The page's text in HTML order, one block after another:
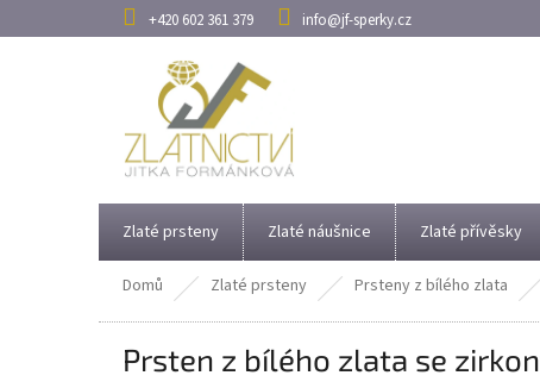
na
+420 602 361 379 info@jf-sperky.cz
Zlaté prsteny Zlaté náušnice Zlaté přívěsky
Domů Zlaté prsteny Prsteny z bílého zlata
Prsten z bílého zlata se